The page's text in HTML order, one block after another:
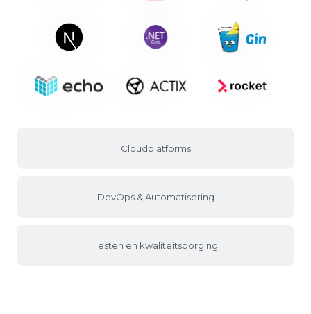
Cloudplatforms
DevOps & Automatisering
Testen en kwaliteitsborging